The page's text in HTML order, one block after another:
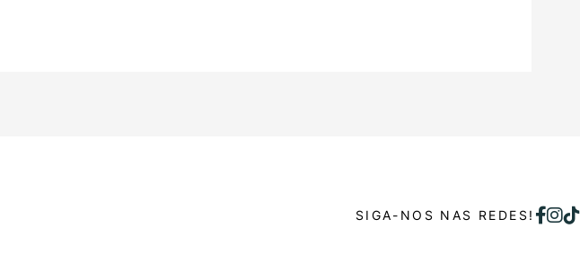
SIGA-NOS NAS REDES!